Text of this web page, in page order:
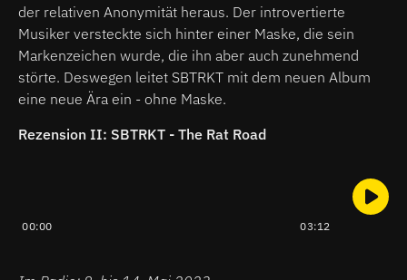
der relativen Anonymität heraus. Der introvertierte
Musiker versteckte sich hinter einer Maske, die sein
Markenzeichen wurde, die ihn aber auch zunehmend
störte. Deswegen leitet SBTRKT mit dem neuen Album
eine neue Ära ein - ohne Maske.
Rezension II: SBTRKT - The Rat Road
00:00 03:12